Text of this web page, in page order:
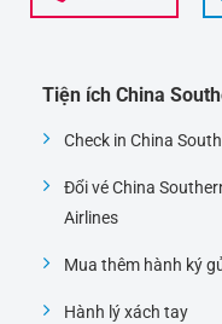
Tiện ích China
Check in China
Đổi vé China
Airlines
Mua thêm hành ký
Hành lý xách tay